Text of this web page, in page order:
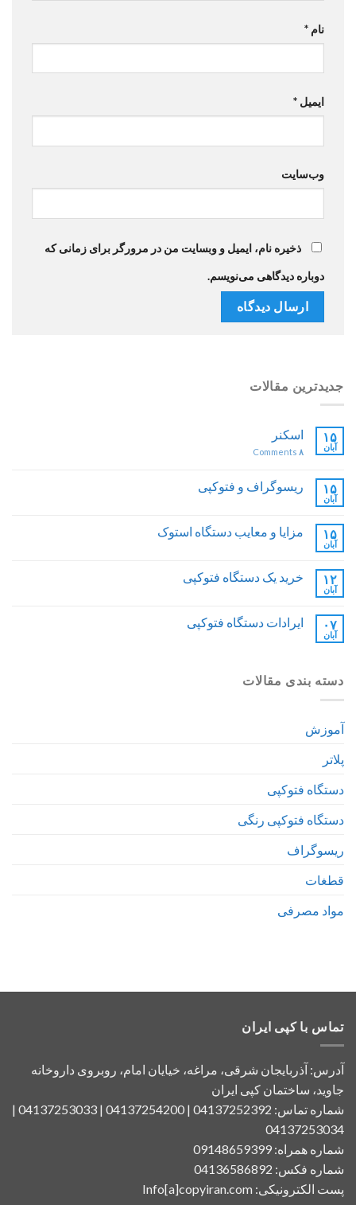
جدیدترین مقالات
۱۵
آبان
اسکنر
۸
۱۵
آبان
ریسوگراف و فتوکپی
۱۵
آبان
مزایا و معایب دستگاه استوک
۱۲
آبان
خرید یک دستگاه فتوکپی
۰۷
آبان
ایرادات دستگاه فتوکپی
دسته بندی مقالات
آموزش
پلاتر
دستگاه فتوکپی
دستگاه فتوکپی رنگی
ریسوگراف
قطغات
مواد مصرفی
نام *
ایمیل *
وب‌سایت
ذخیره نام، ایمیل و وبسایت من در مرورگر برای زمانی که
دوباره دیدگاهی می‌نویسم.
تماس با کپی ایران
آدرس: آذربایجان شرقی، مراغه، خیایان امام، روبروی داروخانه
جاوید، ساختمان کپی ایران
شماره تماس: 04137252392 | 04137254200 | 04137253033 |
04137253034
شماره همراه: 09148659399
شماره فکس: 04136586892
پست الکترونیکی: Info[a]copyiran.com